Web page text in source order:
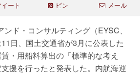
ート ピン メール
ド・コンサルティング（EYSC、
日、国土交通省が3月に公表した
・用船料算出の「標準的な考え
援を行ったと発表した。内航海運